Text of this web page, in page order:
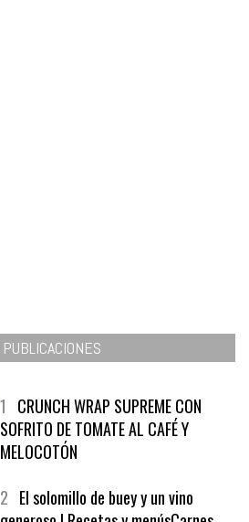
1CRUNCH WRAP SUPREME CON
SOFRITO DE TOMATE AL CAFÉ Y
MELOCOTÓN